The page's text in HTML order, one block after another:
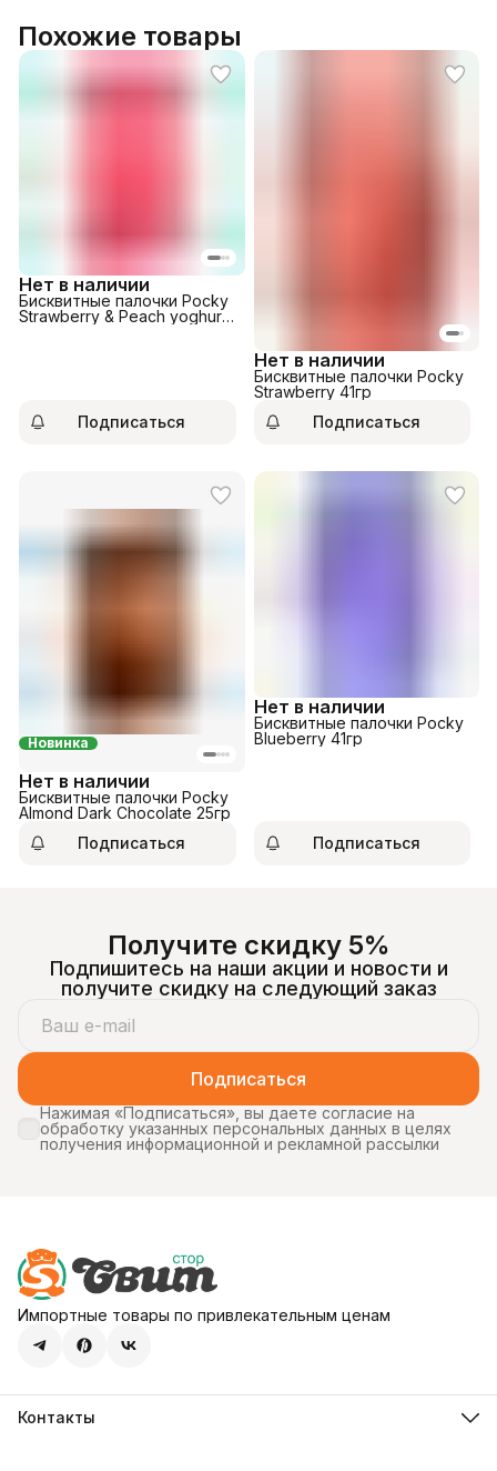
Похожие товары
Нет в наличии
Бисквитные палочки Pocky
Strawberry & Peach yoghurt
Подписаться
Нет в наличии
Бисквитные палочки Pocky
Strawberry 41гр
Подписаться
Новинка
Нет в наличии
Бисквитные палочки Pocky
Almond Dark Chocolate 25гр
Подписаться
Нет в наличии
Бисквитные палочки Pocky
Blueberry 41гр
Подписаться
Получите скидку 5%
Подпишитесь на наши акции и новости и
получите скидку на следующий заказ
Подписаться
Нажимая «Подписаться», вы даете согласие на
обработку указанных персональных данных в целях
получения информационной и рекламной рассылки
Импортные товары по привлекательным ценам
Контакты